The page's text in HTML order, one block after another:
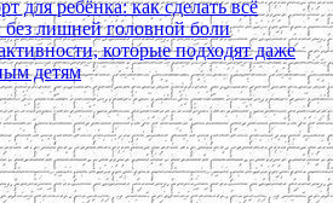
для ребёнка: как сделать всё
без лишней головной боли
которые подходят даже
детям